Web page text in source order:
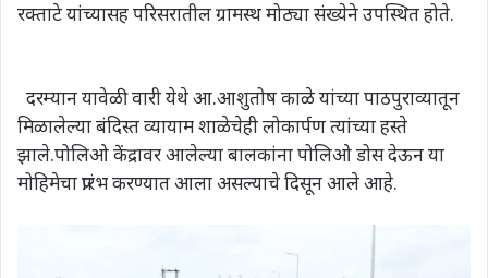
रक्ताटे यांच्यासह परिसरातील ग्रामस्थ मोठ्या संख्येने उपस्थित होते.
दरम्यान यावेळी वारी येथे आ.आशुतोष काळे यांच्या पाठपुराव्यातून
मिळालेल्या बंदिस्त व्यायाम शाळेचेही लोकार्पण त्यांच्या हस्ते
झाले.पोलिओ केंद्रावर आलेल्या बालकांना पोलिओ डोस देऊन या
मोहिमेचा प्रारंभ करण्यात आला असल्याचे दिसून आले आहे.